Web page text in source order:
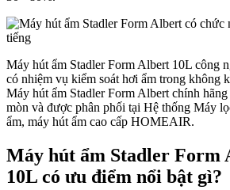
Máy hút ẩm Stadler Form Albert 10L công
có nhiệm vụ kiểm soát hơi ẩm trong không
Máy hút ẩm Stadler Form Albert chính
mòn và được phân phối tại Hệ thống Máy
ẩm, máy hút ẩm cao cấp HOMEAIR.
Máy hút ẩm Stadler Form
10L có ưu điểm nổi bật gì?